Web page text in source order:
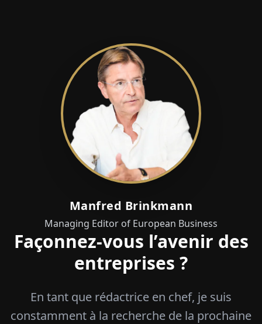
Manfred Brinkmann
Managing Editor of European Business
Façonnez-vous l’avenir des
entreprises ?
En tant que rédactrice en chef, je suis
constamment à la recherche de la prochaine